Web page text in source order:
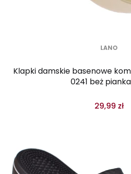
LANO
Klapki damskie basenowe
0241 beż
29,99 zł